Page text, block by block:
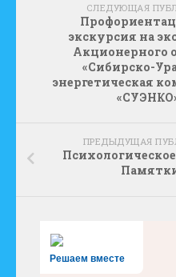
СЛЕДУЮЩАЯ
экскурсия на
Акционерного
«Сибирско-
энергетическая
ПРЕДЫДУЩАЯ
Решаем вместе